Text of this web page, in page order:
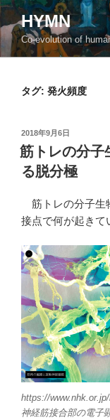
コ
ン
テ
ン
HYMN
Co-evolution of
タグ: 発火頻度
投
稿
日:
2018年9月6日
筋トレの分子
る脱分極
筋トレの分子生
接点で何が起きて
https://
神経筋接合部の電子